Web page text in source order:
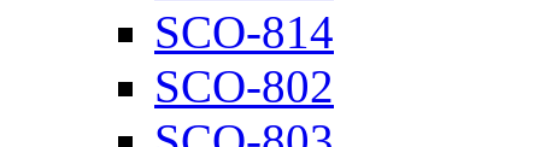
SCO-814
SCO-802